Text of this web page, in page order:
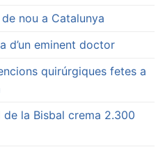
nou a Catalunya
d’un eminent doctor
quirúrgiques fetes a
de la Bisbal crema 2.300